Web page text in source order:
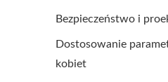
Bezpieczeństwo i
Dostosowanie
kobiet